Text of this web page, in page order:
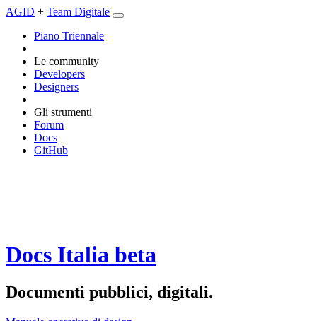
AGID + Team Digitale
Piano Triennale
Le community
Developers
Designers
Gli strumenti
Forum
Docs
GitHub
Docs Italia beta
Documenti pubblici, digitali.